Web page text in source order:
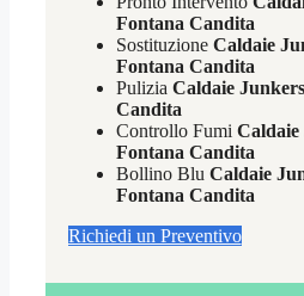
Fontana Candita
Sostituzione Caldaie
Fontana Candita
Pulizia Caldaie
Candita
Controllo Fumi
Fontana Candita
Bollino Blu Caldaie
Fontana Candita
Richiedi un Preventivo